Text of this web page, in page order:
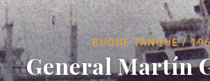
BUQUE TANQUE /
General Martín